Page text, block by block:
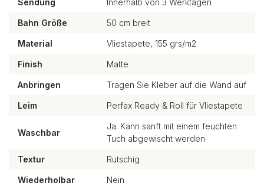
Sendung Innerhalb von 3 Werktagen
Bahn Größe 50 cm breit
Material Vliestapete, 155 grs/m2
Finish Matte
Anbringen Tragen Sie Kleber auf die Wand auf
Leim Perfax Ready & Roll für Vliestapete
Waschbar
Ja. Kann sanft mit einem feuchten
Tuch abgewischt werden
Textur Rutschig
Wiederholbar Nein